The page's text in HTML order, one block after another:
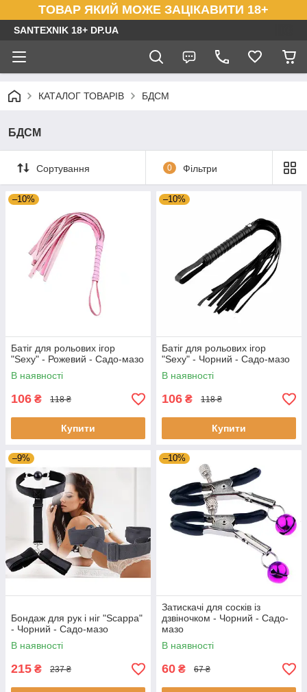
ТОВАР ЯКИЙ МОЖЕ ЗАЦІКАВИТИ 18+
SANTEXNIK 18+ DP.UA
КАТАЛОГ ТОВАРІВ БДСМ
БДСМ
Сортування 0 Фільтри
–10%
Батіг для рольових ігор
"Sexy" - Рожевий - Садо-мазо
В наявності
106 ₴ 118 ₴
Купити
–10%
Батіг для рольових ігор
"Sexy" - Чорний - Садо-мазо
В наявності
106 ₴ 118 ₴
Купити
–9%
Бондаж для рук і ніг "Scappa"
- Чорний - Садо-мазо
В наявності
215 ₴ 237 ₴
–10%
Затискачі для сосків із
дзвіночком - Чорний - Садо-
мазо
В наявності
60 ₴ 67 ₴